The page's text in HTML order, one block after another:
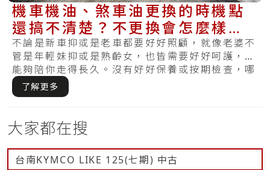
機車機油、煞車油更換的時機點
還搞不清楚？不更換會怎麼樣
嗎？現在曉得還不算晚～
不論是新車抑或是老車都要好好照顧，就像老婆不
管是年輕妹抑或是熟齡女，也皆需要好好呵護，才
能夠陪你走得長久。沒有好好保養或按期檢查，哪
天發.....
了解更多
大家都在搜
台南KYMCO LIKE 125(七期) 中古